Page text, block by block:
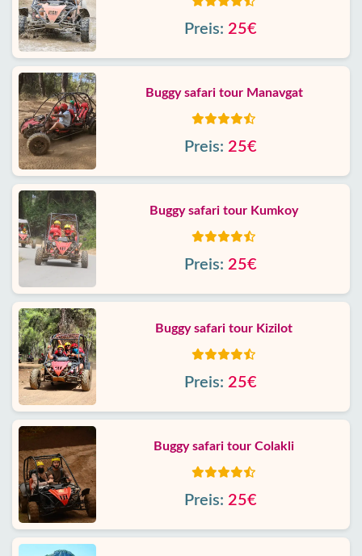
Preis: 25€
Buggy safari tour Manavgat
Preis: 25€
Buggy safari tour Kumkoy
Preis: 25€
Buggy safari tour Kizilot
Preis: 25€
Buggy safari tour Colakli
Preis: 25€